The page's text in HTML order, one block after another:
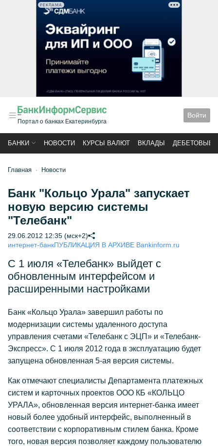
РЕКЛАМА
Портал о банках Екатеринбурга
Войти
БАНКИ НОВОСТИ КУРСЫ ВАЛЮТ ВКЛАДЫ ДЕБЕТОВЫЕ
Главная Новости
Банк "Кольцо Урала" запускает
новую версию системы
"Телебанк"
29.06.2012 12:35 (мск+2)
интернет-банкПУБЛИКАЦИЯ В АРХИВЕ Bankinform.ru
С 1 июля «Телебанк» выйдет с
обновленным интерфейсом и
расширенными настройками
Банк «Кольцо Урала» завершил работы по
модернизации системы удаленного доступа
управления счетами «Телебанк с ЭЦП» и «Телебанк-
Экспресс». С 1 июля 2012 года в эксплуатацию будет
запущена обновленная 5-ая версия системы.
Как отмечают специалисты Департамента платежных
систем и карточных проектов ООО КБ «КОЛЬЦО
УРАЛА», обновленная версия интернет-банка имеет
новый более удобный интерфейс, выполненный в
соответствии с корпоративным стилем банка. Кроме
того, новая версия позволяет каждому пользователю